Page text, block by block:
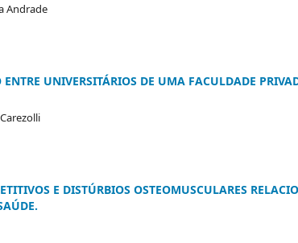
Andrade
UNIVERSITÁRIOS DE UMA FACULDADE
E DISTÚRBIOS OSTEOMUSCULARES